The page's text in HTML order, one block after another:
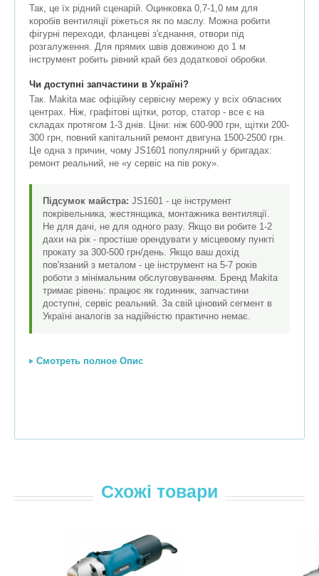
Так, це їх рідний сценарій. Оцинковка 0,7-1,0 мм для
коробів вентиляції ріжеться як по маслу. Можна робити
фігурні переходи, фланцеві з'єднання, отвори під
розгалуження. Для прямих швів довжиною до 1 м
інструмент робить рівний край без додаткової обробки.
Чи доступні запчастини в Україні?
Так. Makita має офіційну сервісну мережу у всіх обласних
центрах. Ніж, графітові щітки, ротор, статор - все є на
складах протягом 1-3 днів. Ціни: ніж 600-900 грн, щітки 200-
300 грн, повний капітальний ремонт двигуна 1500-2500 грн.
Це одна з причин, чому JS1601 популярний у бригадах:
ремонт реальний, не «у сервіс на пів року».
Підсумок майстра: JS1601 - це інструмент
покрівельника, жестянщика, монтажника вентиляції.
Не для дачі, не для одного разу. Якщо ви робите 1-2
дахи на рік - простіше орендувати у місцевому пункті
прокату за 300-500 грн/день. Якщо ваш дохід
пов'язаний з металом - це інструмент на 5-7 років
роботи з мінімальним обслуговуванням. Бренд Makita
тримає рівень: працює як годинник, запчастини
доступні, сервіс реальний. За свій ціновий сегмент в
Україні аналогів за надійністю практично немає.
Смотреть полное Опис
Схожі товари